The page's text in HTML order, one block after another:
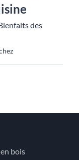
des
bois